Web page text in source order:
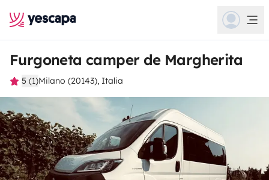
Furgoneta camper de Margherita
5 (1)Milano (20143), Italia